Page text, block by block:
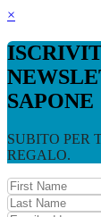
×
SAPONE
SUBITO PER
REGALO.